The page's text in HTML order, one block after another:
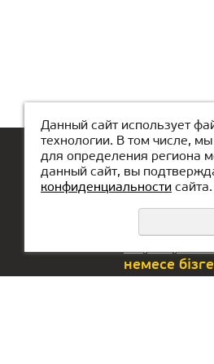
Басты
Егер сізде
немесе
Данный сайт использует
технологии. В том числе,
для определения региона
данный сайт, вы
конфиденциальности сайта.